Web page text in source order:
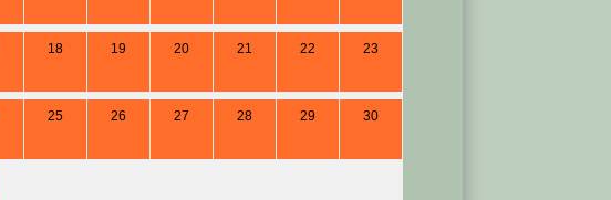
18 19 20 21 22 23
25 26 27 28 29 30